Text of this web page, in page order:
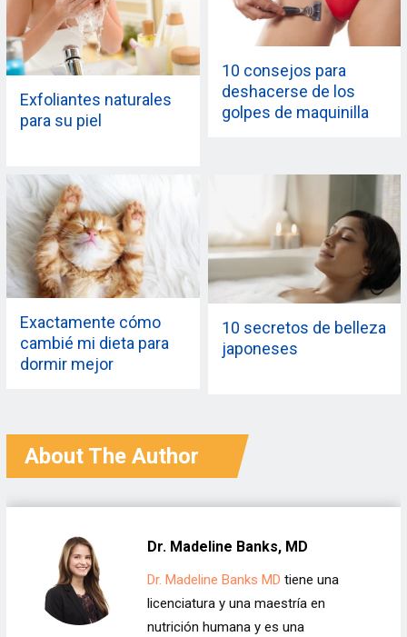
Exfoliantes naturales
para su piel
10 consejos para
deshacerse de los
golpes de maquinilla
Exactamente cómo
cambié mi dieta para
dormir mejor
10 secretos de belleza
japoneses
About The Author
Dr. Madeline Banks, MD
Dr. Madeline Banks MD tiene una
licenciatura y una maestría en
nutrición humana y es una